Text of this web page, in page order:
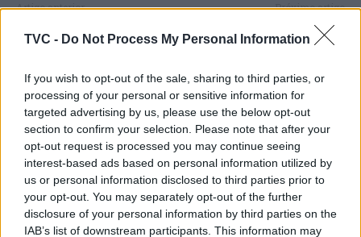
TVC - Do Not Process My Personal Information
If you wish to opt-out of the sale, sharing to third parties, or
processing of your personal or sensitive information for
targeted advertising by us, please use the below opt-out
section to confirm your selection. Please note that after your
opt-out request is processed you may continue seeing
interest-based ads based on personal information utilized by
us or personal information disclosed to third parties prior to
your opt-out. You may separately opt-out of the further
disclosure of your personal information by third parties on the
IAB’s list of downstream participants. This information may
Artigo anterior
Cantanhede: Feiras da
Primavera com muita
economia local
Próximo artigo
Góis: Apresentação da obra
‘Os Contos de Fajão’,
Assinatura de Protocolo
ARTIGOS RELACIONADOSMAIS DO AUTOR